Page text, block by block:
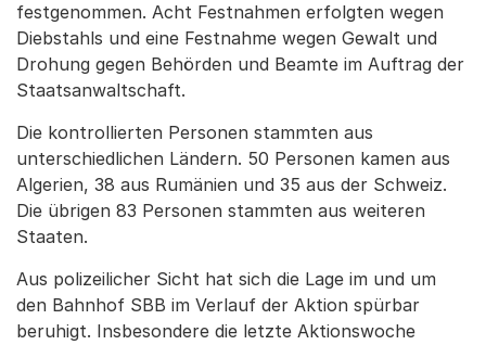
festgenommen. Acht Festnahmen erfolgten wegen
Diebstahls und eine Festnahme wegen Gewalt und
Drohung gegen Behörden und Beamte im Auftrag der
Staatsanwaltschaft.
Die kontrollierten Personen stammten aus
unterschiedlichen Ländern. 50 Personen kamen aus
Algerien, 38 aus Rumänien und 35 aus der Schweiz.
Die übrigen 83 Personen stammten aus weiteren
Staaten.
Aus polizeilicher Sicht hat sich die Lage im und um
den Bahnhof SBB im Verlauf der Aktion spürbar
beruhigt. Insbesondere die letzte Aktionswoche